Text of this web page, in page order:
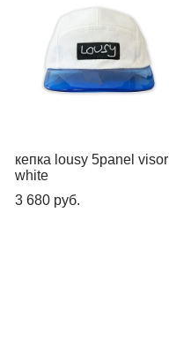
кепка lousy 5panel visor
white
3 680 pуб.